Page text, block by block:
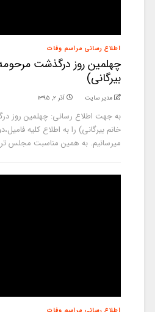
اطلاع رسانی مراسم وفات
چهلمین روز درگذشت
بیرگانی)
مدیر سایت آذر ۲, ۱۳۹۵
به جهت اطلاع رسانی: چهلمین روز
خانم بیرگانی) را به اطلاع کلیه
میرسانیم. به همین مناسبت مجلس